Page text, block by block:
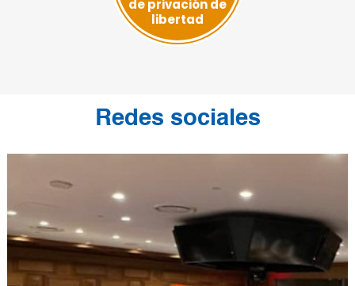
de privación de
libertad
Redes sociales